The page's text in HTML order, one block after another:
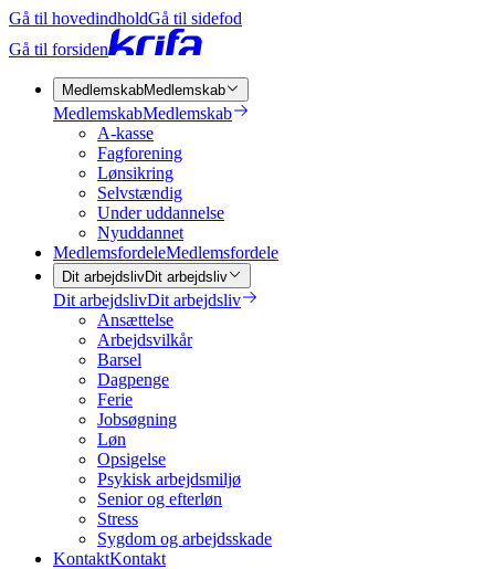
Gå til hovedindholdGå til sidefod
Gå til forsiden
MedlemskabMedlemskab
MedlemskabMedlemskab
A-kasse
Fagforening
Lønsikring
Selvstændig
Under uddannelse
Nyuddannet
MedlemsfordeleMedlemsfordele
Dit arbejdslivDit arbejdsliv
Dit arbejdslivDit arbejdsliv
Ansættelse
Arbejdsvilkår
Barsel
Dagpenge
Ferie
Jobsøgning
Løn
Opsigelse
Psykisk arbejdsmiljø
Senior og efterløn
Stress
Sygdom og arbejdsskade
KontaktKontakt